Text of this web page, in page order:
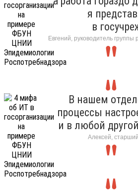
я
в
Евгений, руководитель
В нашем
процессы
и в любой
Алексей,